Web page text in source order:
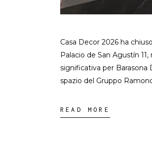
Casa Decor 2026 ha
Palacio de San Agustín
significativa per Barasona
spazio del Gruppo
READ MORE